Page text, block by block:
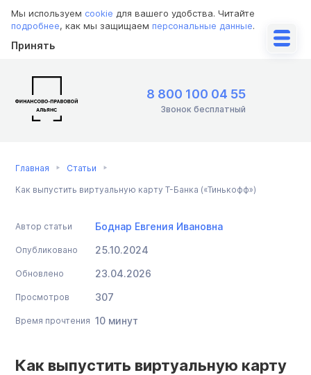
Мы используем cookie для вашего удобства. Читайте
подробнее, как мы защищаем персональные данные.
Принять
8 800 100 04 55
Звонок бесплатный
Главная Статьи
Как выпустить виртуальную карту Т-Банка («Тинькофф»)
Автор статьи Боднар Евгения Ивановна
Опубликовано 25.10.2024
Обновлено 23.04.2026
Просмотров 307
Время прочтения 10 минут
Как выпустить виртуальную карту